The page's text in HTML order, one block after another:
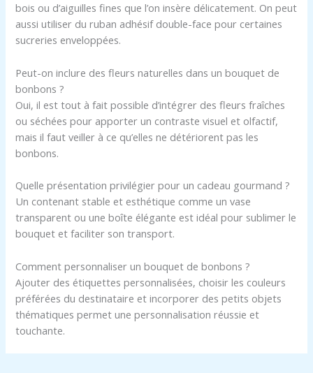
bois ou d’aiguilles fines que l’on insère délicatement. On peut
aussi utiliser du ruban adhésif double-face pour certaines
sucreries enveloppées.
Peut-on inclure des fleurs naturelles dans un bouquet de
bonbons ?
Oui, il est tout à fait possible d’intégrer des fleurs fraîches
ou séchées pour apporter un contraste visuel et olfactif,
mais il faut veiller à ce qu’elles ne détériorent pas les
bonbons.
Quelle présentation privilégier pour un cadeau gourmand ?
Un contenant stable et esthétique comme un vase
transparent ou une boîte élégante est idéal pour sublimer le
bouquet et faciliter son transport.
Comment personnaliser un bouquet de bonbons ?
Ajouter des étiquettes personnalisées, choisir les couleurs
préférées du destinataire et incorporer des petits objets
thématiques permet une personnalisation réussie et
touchante.